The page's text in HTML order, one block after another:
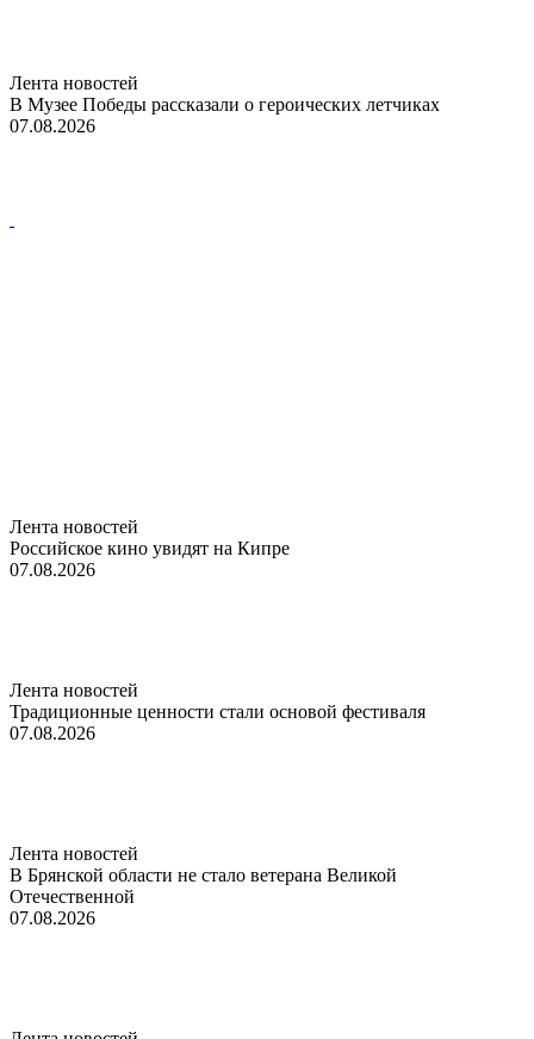
Лента новостей
В Музее Победы рассказали о героических летчиках
07.08.2026
Лента новостей
Российское кино увидят на Кипре
07.08.2026
Лента новостей
Традиционные ценности стали основой фестиваля
07.08.2026
Лента новостей
В Брянской области не стало ветерана Великой
Отечественной
07.08.2026